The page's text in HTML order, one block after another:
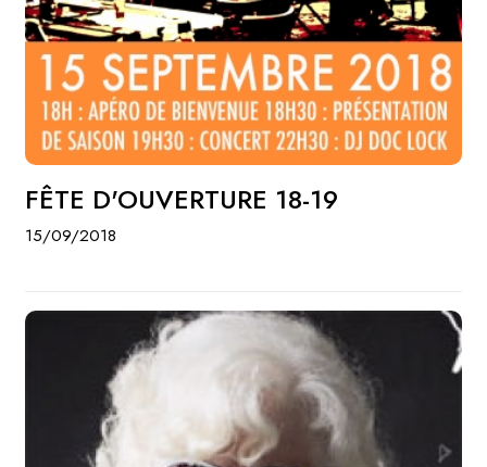
FÊTE D'OUVERTURE 18-19
15/09/2018